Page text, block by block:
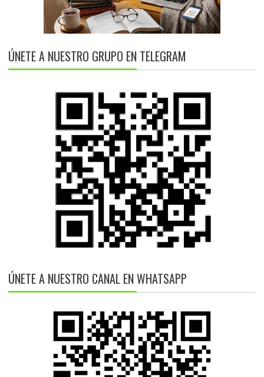
ÚNETE A NUESTRO GRUPO EN TELEGRAM
ÚNETE A NUESTRO CANAL EN WHATSAPP